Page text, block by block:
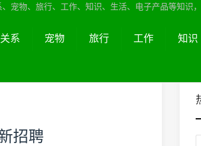
宠物、旅行、工作、知识、生活、电子产品等知识
系 宠物 旅行 工作 知识
招聘